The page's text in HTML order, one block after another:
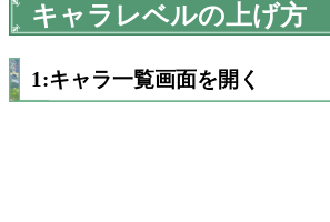
キャラレベルの上げ方
1:キャラ一覧画面を開く